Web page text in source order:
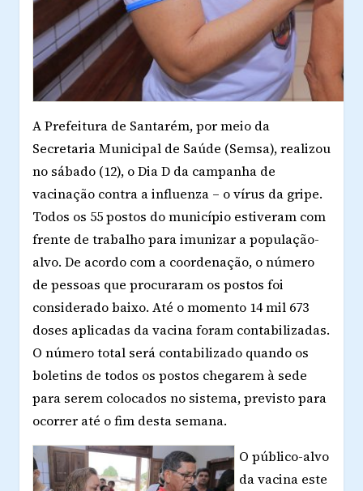
A Prefeitura de Santarém, por meio da
Secretaria Municipal de Saúde (Semsa), realizou
no sábado (12), o Dia D da campanha de
vacinação contra a influenza – o vírus da gripe.
Todos os 55 postos do município estiveram com
frente de trabalho para imunizar a população-
alvo. De acordo com a coordenação, o número
de pessoas que procuraram os postos foi
considerado baixo. Até o momento 14 mil 673
doses aplicadas da vacina foram contabilizadas.
O número total será contabilizado quando os
boletins de todos os postos chegarem à sede
para serem colocados no sistema, previsto para
ocorrer até o fim desta semana.
O público-alvo
da vacina este